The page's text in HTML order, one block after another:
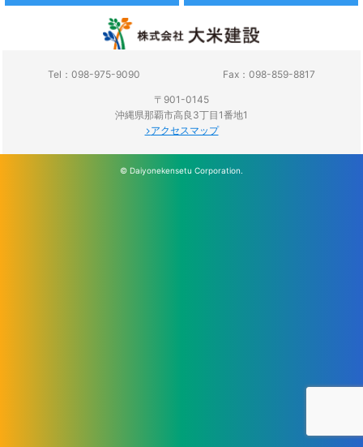
Tel：098-975-9090 Fax：098-859-8817
〒901-0145
沖縄県那覇市高良3丁目1番地1
アクセスマップ
© Daiyonekensetu Corporation.